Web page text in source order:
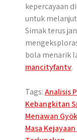
kepercayaan
untuk
Simak terus
bola menarik
mancityfantv.
Tags:Analisis
Kebangkitan
Menawan
Post
Masa